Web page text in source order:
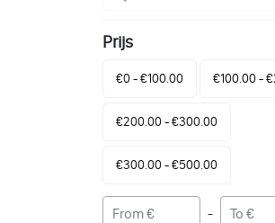
Prijs
€0 - €100.00 €100.00 -
€200.00 - €300.00
€300.00 - €500.00
-